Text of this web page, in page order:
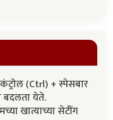
(Ctrl) + स्पेसबार
बदलता येते.
खात्याच्या सेटींग